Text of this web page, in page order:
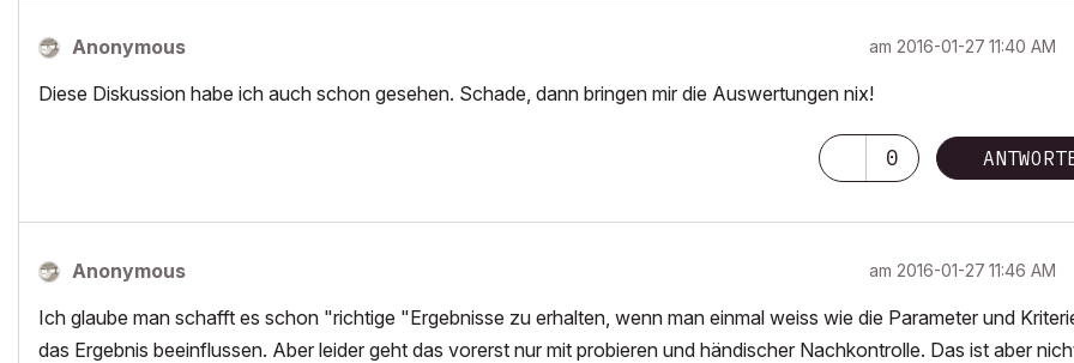
Anonymous am ‎2016-01-27 11:40 AM
Diese Diskussion habe ich auch schon gesehen. Schade, dann bringen mir die Auswertungen nix!
0
Anonymous am ‎2016-01-27 11:46 AM
Ich glaube man schafft es schon "richtige "Ergebnisse zu erhalten, wenn man einmal weiss wie die Parameter und
das Ergebnis beeinflussen. Aber leider geht das vorerst nur mit probieren und händischer Nachkontrolle. Das ist aber